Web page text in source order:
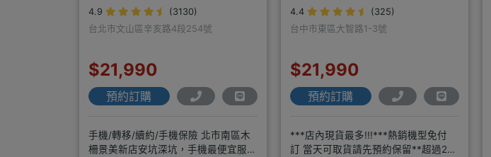
4.9
(3130)
台北市文山區辛亥路4段254號
$21,990
預約訂購
手機/轉移/續約/手機保險 北市南區木
柵景美新店安坑深坑，手機最便宜服務
4.4
(325)
台中市東區大智路1-3號
$21,990
預約訂購
***店內現貨最多!!!***熱銷機型免付
訂 當天可取貨請先預約保留**超過20